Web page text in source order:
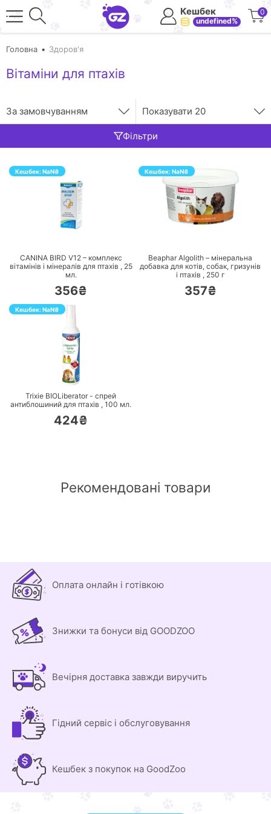
Кешбек
undefined%
0
Головна Здоров'я
Вітаміни для птахів
За замовчуванням Показувати 20
Фільтри
Кешбек:NaN₴
CANINA BIRD V12 – комплекс
вітамінів і мінералів для птахів , 25
мл.
356₴
Кешбек:NaN₴
Beaphar Algolith – мінеральна
добавка для котів, собак, гризунів
і птахів , 250 г
357₴
Кешбек:NaN₴
ПЕРЕЙТИ
Trixie BIOLiberator - спрей
антиблошиний для птахів , 100 мл.
424₴
Рекомендовані товари
Оплата онлайн і готівкою
Знижки та бонуси від GOODZOO
Вечірня доставка завжди виручить
Гідний сервіс і обслуговування
Кешбек з покупок на GoodZoo